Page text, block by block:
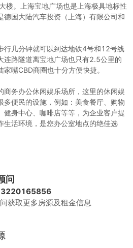
楼。上海宝地广场也是上海极具地标性
德国大陆汽车投资（上海）有限公司和
行几分钟就可以到达地铁4号和12号线
路隧道离宝地广场也只有2.5公里的
家嘴CBD商圈也十分方便快捷。
商务办公休闲娱乐场所，这里的休闲娱
多便民的设施，例如：美食餐厅、购物
健身中心、咖啡店等等，为企业客户提
生活环境，是您办公室地点的绝佳选
问
获取更多房源及租金信息